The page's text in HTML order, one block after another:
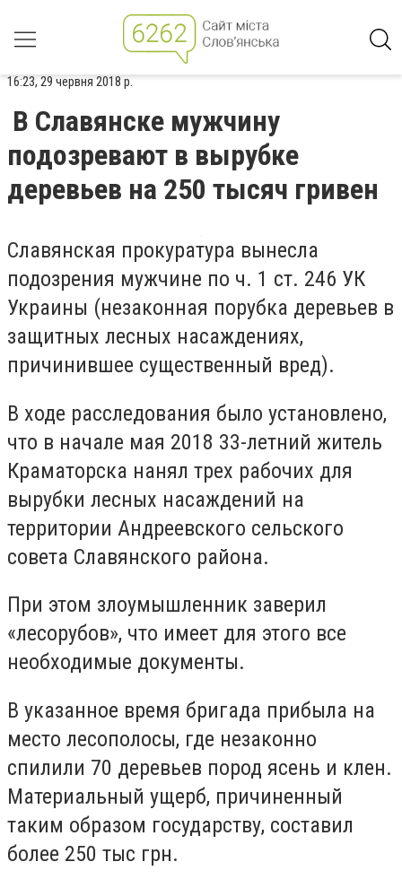
16:23, 29 червня 2018 р.
В Славянске мужчину
подозревают в вырубке
деревьев на 250 тысяч гривен
Славянская прокуратура вынесла
подозрения мужчине по ч. 1 ст. 246 УК
Украины (незаконная порубка деревьев в
защитных лесных насаждениях,
причинившее существенный вред).
В ходе расследования было установлено,
что в начале мая 2018 33-летний житель
Краматорска нанял трех рабочих для
вырубки лесных насаждений на
территории Андреевского сельского
совета Славянского района.
При этом злоумышленник заверил
«лесорубов», что имеет для этого все
необходимые документы.
В указанное время бригада прибыла на
место лесополосы, где незаконно
спилили 70 деревьев пород ясень и клен.
Материальный ущерб, причиненный
таким образом государству, составил
более 250 тыс грн.